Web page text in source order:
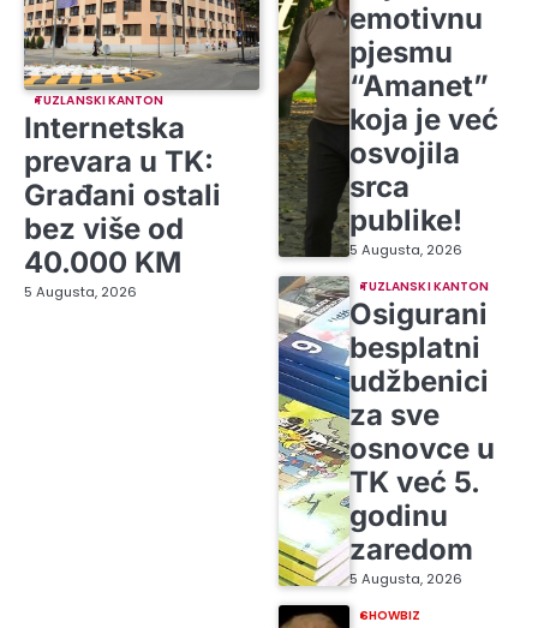
TUZLANSKI KANTON
Internetska
prevara u TK:
Građani ostali
bez više od
40.000 KM
5 Augusta, 2026
emotivnu
pjesmu
“Amanet”
koja je već
osvojila
srca
publike!
5 Augusta, 2026
TUZLANSKI KANTON
Osigurani
besplatni
udžbenici
za sve
osnovce u
TK već 5.
godinu
zaredom
5 Augusta, 2026
SHOWBIZ